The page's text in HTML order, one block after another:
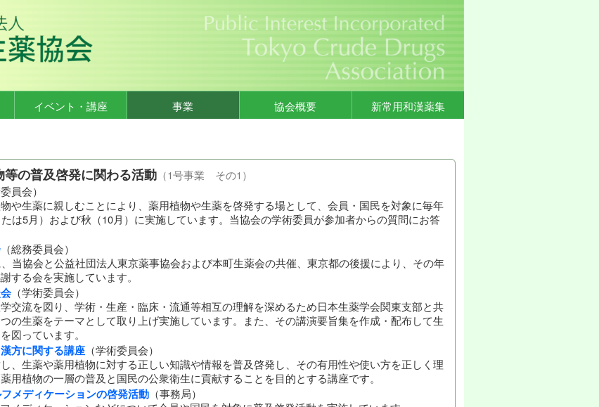
イベント・講座 事業 協会概要 新常用和漢薬集
の普及啓発に関わる活動（1号事業 その1）
員会）
や生薬に親しむことにより、薬用植物や生薬を啓発する場として、会員・国民を対象に毎年
は5月）および秋（10月）に実施しています。当協会の学術委員が参加者からの質問にお答
（総務委員会）
当協会と公益社団法人東京薬事協会および本町生薬会の共催、東京都の後援により、その年
する会を実施しています。
（学術委員会）
交流を図り、学術・生産・臨床・流通等相互の理解を深めるため日本生薬学会関東支部と共
の生薬をテーマとして取り上げ実施しています。また、その講演要旨集を作成・配布して生
図っています。
方に関する講座（学術委員会）
、生薬や薬用植物に対する正しい知識や情報を普及啓発し、その有用性や使い方を正しく理
用植物の一層の普及と国民の公衆衛生に貢献することを目的とする講座です。
メディケーションの啓発活動（事務局）